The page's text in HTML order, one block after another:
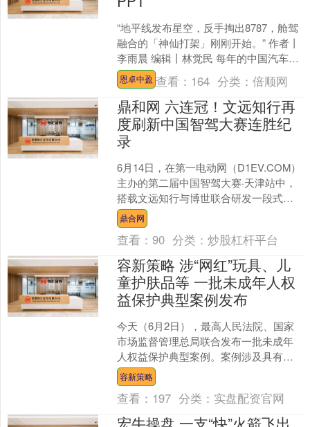
“地平线发布星空，反手掏出8787，舱驾
融合的「神仙打架」刚刚开始。” 作者丨
李雨晨 编辑丨林觉民 每年的中国汽车智
能化市场，总会有一个不一样的热词。 4
月的北....
恩卓中盈 查看： 164 分类：倍顺网
鼎和网 六连冠！文远知行再
度刷新中国智驾大赛连胜纪
录
6月14日，在第一电动网（D1EV.COM）
主办的第二届中国智驾大赛·天津站中，
搭载文远知行与博世联合研发一段式端
到端辅助驾驶解决方案的奇瑞星途星纪
元ES，凭借....
鼎合网
查看：90 分类：炒股杠杆平台
容新策略 涉“网红”玩具、儿
童护肤品等 一批未成年人权
益保护典型案例发布
今天（6月2日），最高人民法院、国家
市场监督管理总局联合发布一批未成年
人权益保护典型案例。案例涉及具有可
玩性食品的缺陷、密室等娱乐场所的安
全保障、不合格“网红”....
容新策略
查看： 197 分类： 实盘配资官网
宏牛操盘 一支“快”火箭飞出